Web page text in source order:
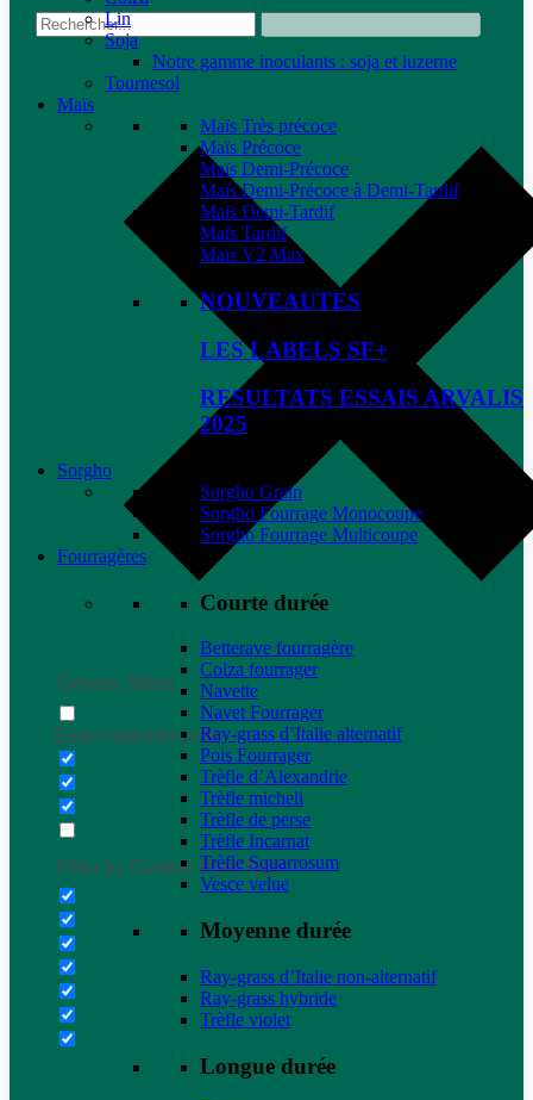
Generic filters
Exact matches only
Filter by Custom Post Type
Lin
Soja
Notre gamme inoculants : soja et luzerne
Tournesol
Maïs
Maïs Très précoce
Maïs Précoce
Maïs Demi-Précoce
Maïs Demi-Précoce à Demi-Tardif
Maïs Demi-Tardif
Maïs Tardif
Maïs V2 Max
NOUVEAUTES
LES LABELS SF+
RESULTATS ESSAIS ARVALIS
2025
Sorgho
Sorgho Grain
Sorgho Fourrage Monocoupe
Sorgho Fourrage Multicoupe
Fourragères
Courte durée
Betterave fourragère
Colza fourrager
Navette
Navet Fourrager
Ray-grass d’Italie alternatif
Pois Fourrager
Trèfle d’Alexandrie
Trèfle micheli
Trèfle de perse
Trèfle Incarnat
Trèfle Squarrosum
Vesce velue
Moyenne durée
Ray-grass d’Italie non-alternatif
Ray-grass hybride
Trèfle violet
Longue durée